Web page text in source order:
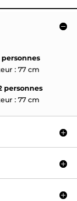
personnes
77 cm
personnes
77 cm